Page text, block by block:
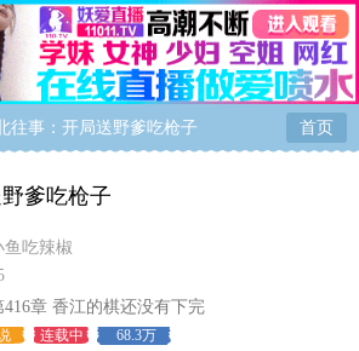
往事：开局送野爹吃枪子 首页
爹吃枪子
鱼吃辣椒
416章 香江的棋还没有下完
连载中 68.3万